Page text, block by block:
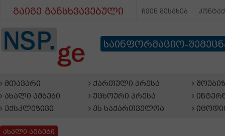
გაიგე განსხვავებული ჩვენ შესახებ
საინფორმაციო-
მთავარი
ახალი ამბები
ექსკლუზივი
ქართული პრესა
უცხოური პრესა
ეს საქართველოა
ახალი ამბები